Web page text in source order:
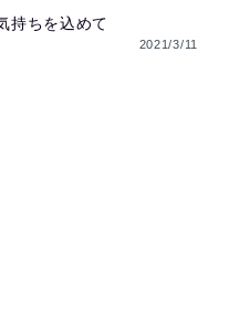
持ちを込めて
2021/3/11